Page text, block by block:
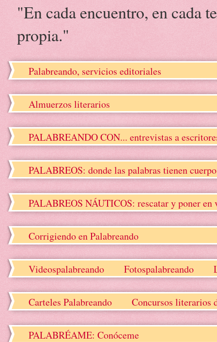
"En cada encuentro, en cada
propia."
Palabreando, servicios editoriales
Almuerzos literarios
PALABREANDO CON... entrevistas a
PALABREOS: donde las palabras tienen
PALABREOS NÁUTICOS: rescatar y poner
Corrigiendo en Palabreando
Videospalabreando Fotospalabreando
Carteles Palabreando Concursos literarios
PALABRÉAME: Conóceme